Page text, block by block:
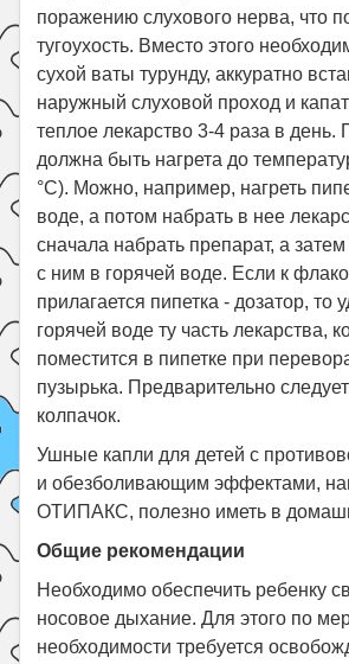
поражению слухового нерва, что
тугоухость. Вместо этого
сухой ваты турунду, аккуратно
наружный слуховой проход и
теплое лекарство 3-4 раза в день.
должна быть нагрета до
°С). Можно, например, нагреть
воде, а потом набрать в нее
сначала набрать препарат, а затем
с ним в горячей воде. Если к
прилагается пипетка - дозатор, то
горячей воде ту часть лекарства,
поместится в пипетке при
пузырька. Предварительно
колпачок.
Ушные капли для детей с
и обезболивающим эффектами,
ОТИПАКС, полезно иметь в
Общие рекомендации
Необходимо обеспечить ребенку
носовое дыхание. Для этого по
необходимости требуется